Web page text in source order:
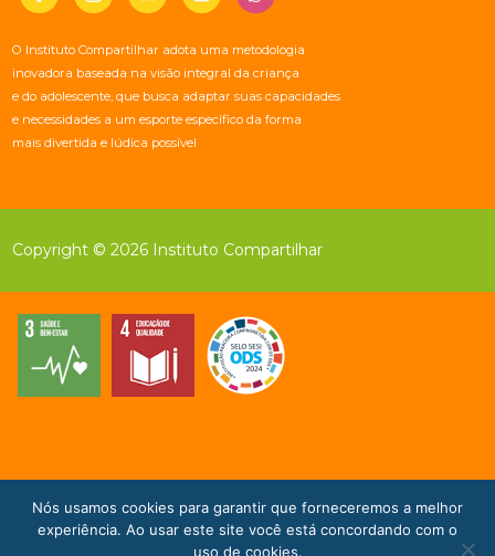
O Instituto Compartilhar adota uma metodologia
inovadora baseada na visão integral da criança
e do adolescente, que busca adaptar suas capacidades
e necessidades a um esporte específico da forma
mais divertida e lúdica possível
Copyright © 2026 Instituto Compartilhar
Doe Agora!
Nós usamos cookies para garantir que forneceremos a melhor
experiência. Ao usar este site você está concordando com o
uso de cookies.